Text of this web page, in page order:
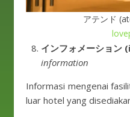
アテンド
インフォメーショ
information
Informasi mengenai
luar hotel yang